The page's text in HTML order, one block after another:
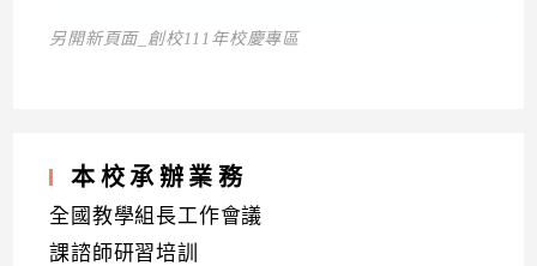
另開新頁面_創校111年校慶專區
本校承辦業務
全國教學組長工作會議
課諮師研習培訓